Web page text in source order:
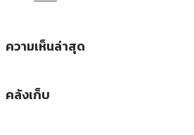
ความเห็นล่าสุด
คลังเก็บ